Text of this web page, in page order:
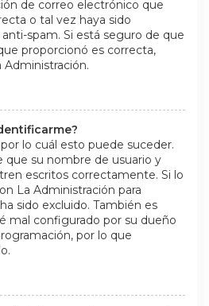
de correo electrónico que
o tal vez haya sido
spam. Si está seguro de que
proporcionó es correcta,
Administración.
lo cuál esto puede suceder.
que su nombre de usuario y
escritos correctamente. Si lo
La Administración para
sido excluido. También es
mal configurado por su dueño
por lo que